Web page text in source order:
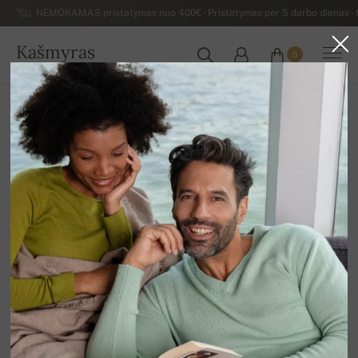
NEMOKAMAS pristatymas nuo 400€ - Pristatymas per 5 darbo dienas
Kašmyras
LIETUVA
0
Atgal Pašminos šalikai